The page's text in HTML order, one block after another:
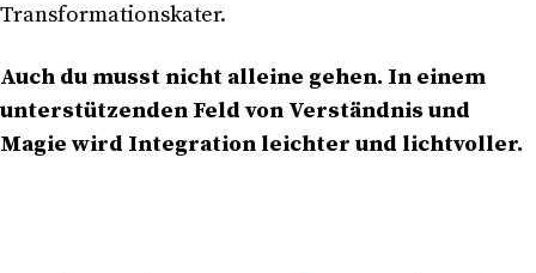
Transformationskater.
Auch du musst nicht alleine gehen. In einem
unterstützenden Feld von Verständnis und
Magie wird Integration leichter und lichtvoller.